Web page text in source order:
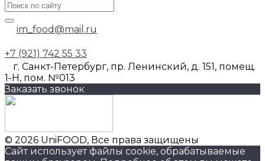
im_food@mail.ru
+7 (921) 742 55 33
г. Санкт-Петербург, пр. Ленинский, д. 151, помещ.
1-Н, пом. №013
Заказать звонок
© 2026 UniFOOD, Все права защищены
Сайт использует файлы cookie, обрабатываемые